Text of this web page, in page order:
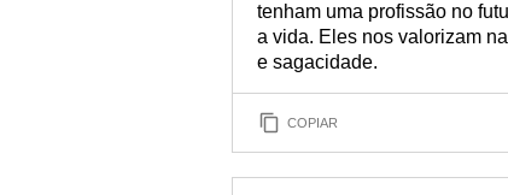
tenham uma profissão no
a vida. Eles nos valorizam
e sagacidade.
COPIAR